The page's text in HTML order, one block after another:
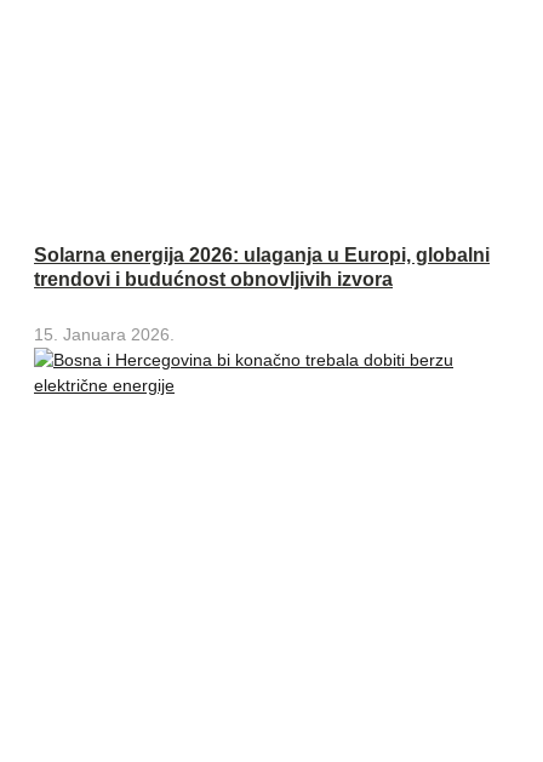
Solarna energija 2026: ulaganja u Europi, globalni
trendovi i budućnost obnovljivih izvora
15. Januara 2026.